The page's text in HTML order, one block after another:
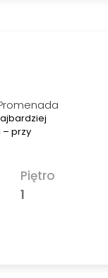
przy
Piętro
1